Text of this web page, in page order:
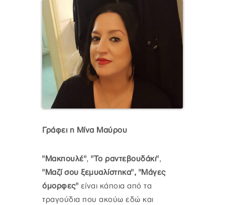
Γράφει η Μίνα Μαύρου
"Μακπουλέ", "Το ραντεβουδάκι",
"Μαζί σου ξεμυαλίστηκα", "Μάγες
όμορφες" είναι κάποια από τα
τραγούδια που ακούω εδώ και